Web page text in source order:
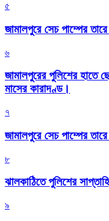
৫
জামালপুরে সেচ পাম্পের
৬
জামালপুরের পুলিশের হাতে
মাসের কারাদণ্ড।
৭
জামালপুরে সেচ পাম্পের
৮
‎ঝালকাঠিতে পুলিশের
৯